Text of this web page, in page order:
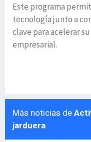
Este programa
tecnología junto a
clave para acelerar
empresarial.
Más noticias de
jarduera